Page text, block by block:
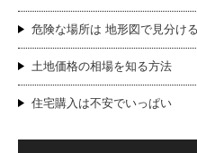
危険な場所は 地形図で見分ける
土地価格の相場を知る方法
住宅購入は不安でいっぱい